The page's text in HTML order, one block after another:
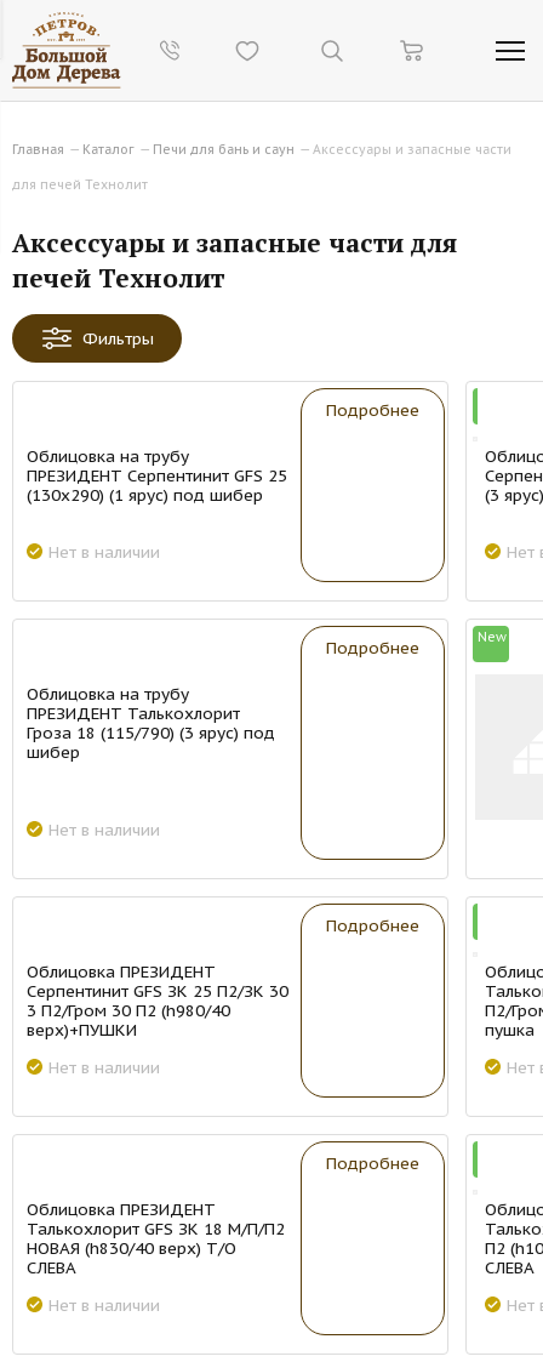
Главная — Каталог — Печи для бань и саун — Аксессуары и запасные части
для печей Технолит
Аксессуары и запасные части для
печей Технолит
Фильтры
Облицовка на трубу
ПРЕЗИДЕНТ Серпентинит GFS 25
(130х290) (1 ярус) под шибер
Нет в наличии
Подробнее
(3
Нет
Облицовка на трубу
ПРЕЗИДЕНТ Талькохлорит
Гроза 18 (115/790) (3 ярус) под
шибер
Нет в наличии
Подробнее New
Облицовка ПРЕЗИДЕНТ
Серпентинит GFS ЗК 25 П2/ЗК 30
3 П2/Гром 30 П2 (h980/40
верх)+ПУШКИ
Нет в наличии
Подробнее
П2/
пушка
Нет
Облицовка ПРЕЗИДЕНТ
Талькохлорит GFS ЗК 18 М/П/П2
НОВАЯ (h830/40 верх) Т/О
СЛЕВА
Нет в наличии
Подробнее
П2
СЛЕВА
Нет